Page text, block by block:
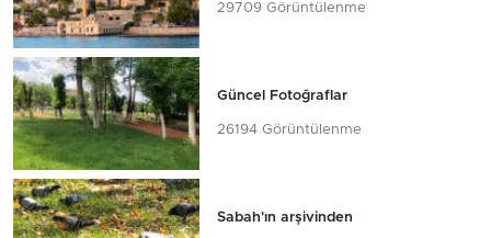
29709 Görüntülenme
Güncel Fotoğraflar
26194 Görüntülenme
Sabah'ın arşivinden